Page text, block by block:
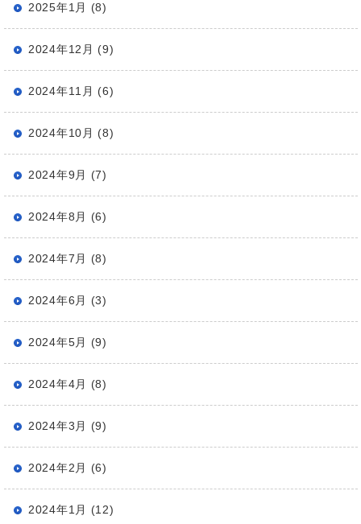
2025年1月 (8)
2024年12月 (9)
2024年11月 (6)
2024年10月 (8)
2024年9月 (7)
2024年8月 (6)
2024年7月 (8)
2024年6月 (3)
2024年5月 (9)
2024年4月 (8)
2024年3月 (9)
2024年2月 (6)
2024年1月 (12)